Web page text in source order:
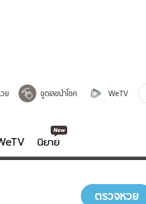
ย ขูดเลขนำโชค WeTV
นิยาย
ความรู้ร
ตรวจหวย